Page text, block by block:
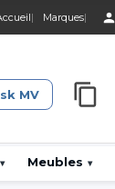
Marques
MV
▾ Meubles ▾